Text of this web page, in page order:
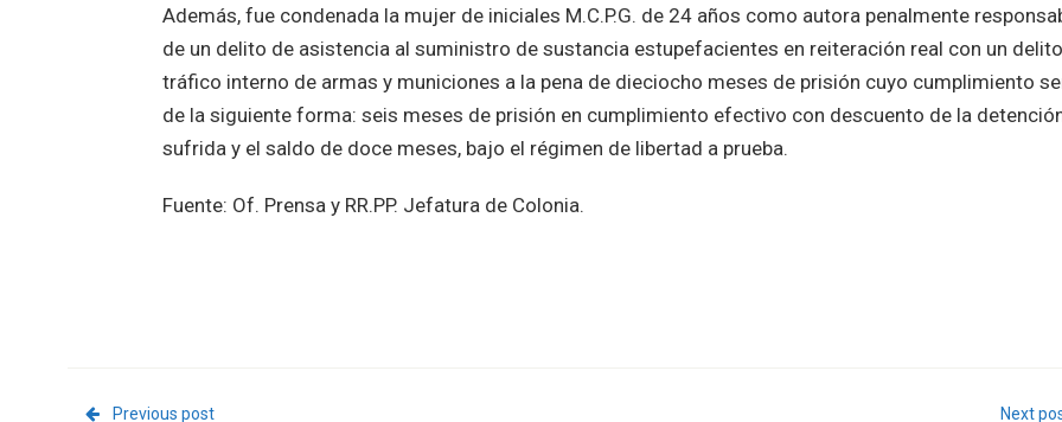
Además, fue condenada la mujer de iniciales M.C.P.G. de 24 años como autora penalmente
de un delito de asistencia al suministro de sustancia estupefacientes en reiteración real con un
tráfico interno de armas y municiones a la pena de dieciocho meses de prisión cuyo cumplimiento
de la siguiente forma: seis meses de prisión en cumplimiento efectivo con descuento de la
sufrida y el saldo de doce meses, bajo el régimen de libertad a prueba.
Fuente: Of. Prensa y RR.PP. Jefatura de Colonia.
Previous post Next